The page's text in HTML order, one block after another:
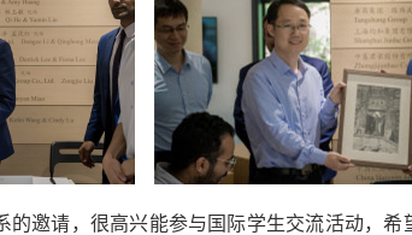
的邀请，很高兴能参与国际学生交流活动，